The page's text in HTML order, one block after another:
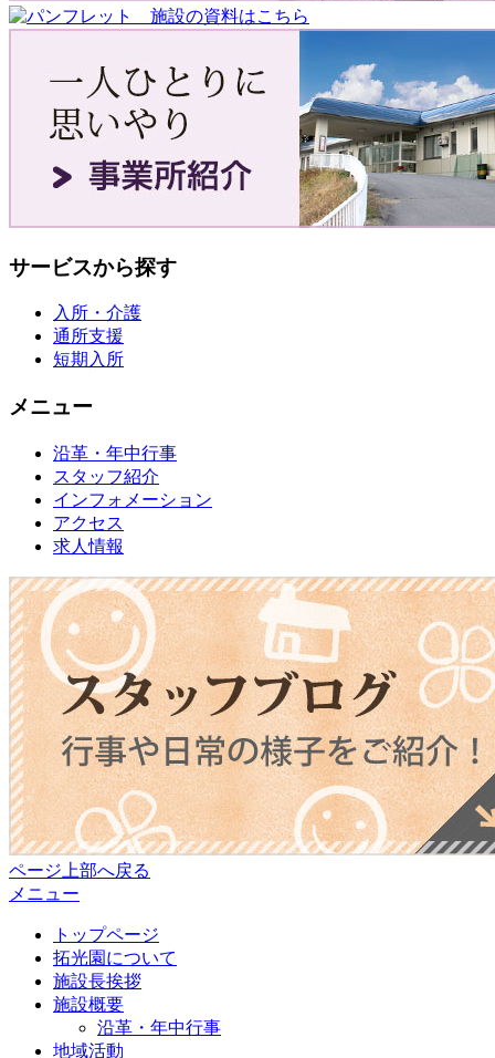
サービスから探す
入所・介護
通所支援
短期入所
メニュー
沿革・年中行事
スタッフ紹介
インフォメーション
アクセス
求人情報
ページ上部へ戻る
メニュー
トップページ
拓光園について
施設長挨拶
施設概要
沿革・年中行事
地域活動